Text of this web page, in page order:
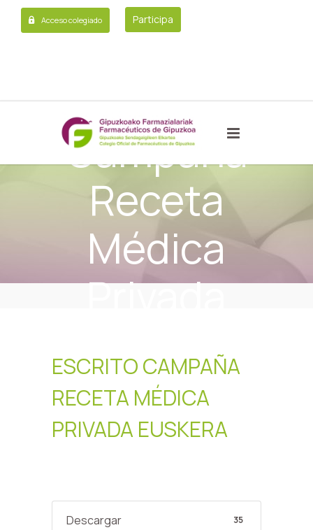
Acceso colegiado Participa
Escrito
Campaña
Receta
Médica
Privada
euskera
ESCRITO CAMPAÑA
RECETA MÉDICA
PRIVADA EUSKERA
Descargar 35